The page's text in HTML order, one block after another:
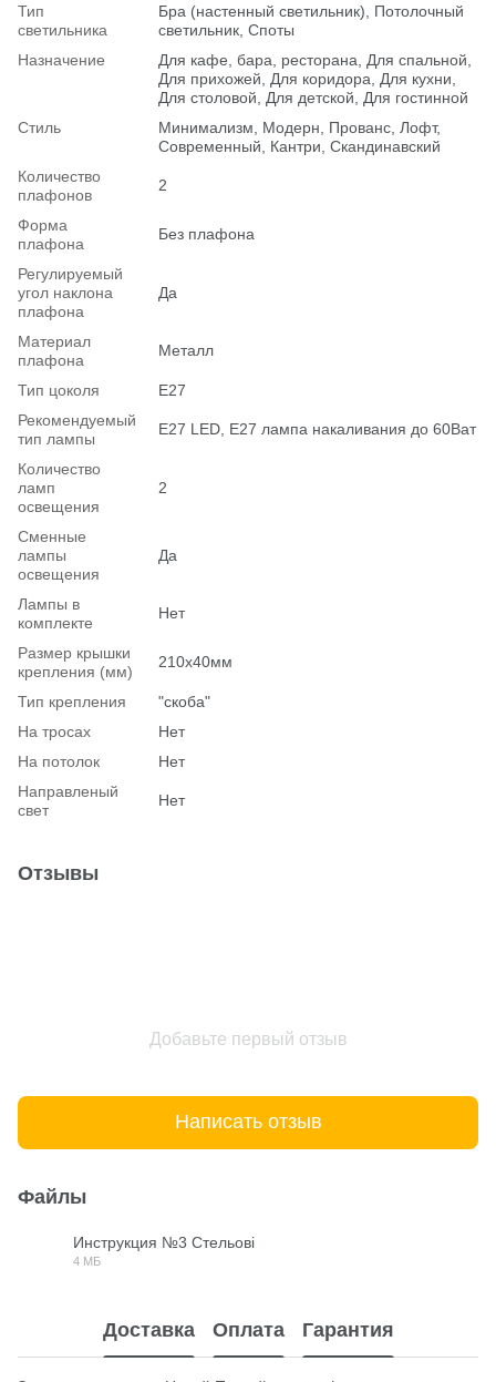
Тип
светильника
Бра (настенный светильник), Потолочный
светильник, Споты
Назначение
Для кафе, бара, ресторана, Для спальной,
Для прихожей, Для коридора, Для кухни,
Для столовой, Для детской, Для гостинной
Стиль
Минимализм, Модерн, Прованс, Лофт,
Современный, Кантри, Скандинавский
Количество
плафонов
2
Форма
плафона
Без плафона
Регулируемый
угол наклона
плафона
Да
Материал
плафона
Металл
Тип цоколя
E27
Рекомендуемый
тип лампы
Е27 LED, E27 лампа накаливания до 60Ват
Количество
ламп
освещения
2
Сменные
лампы
освещения
Да
Лампы в
комплекте
Нет
Размер крышки
крепления (мм)
210х40мм
Тип крепления
"скоба"
На тросах
Нет
На потолок
Нет
Hаправленый
свет
Нет
Отзывы
Добавьте первый отзыв
Написать отзыв
Файлы
Инструкция №3 Стельові
4 МБ
Доставка Оплата Гарантия